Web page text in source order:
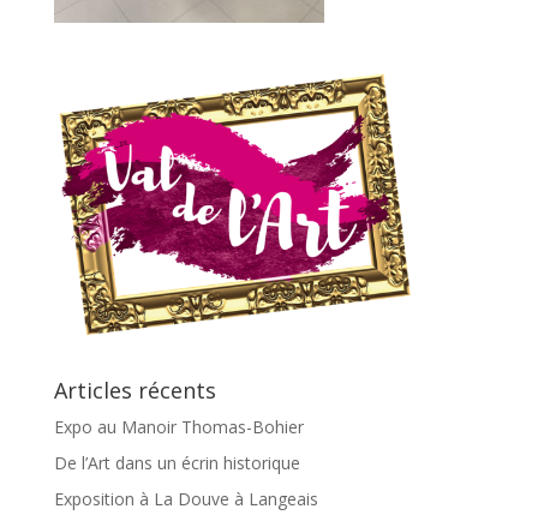
Articles récents
Expo au Manoir Thomas-Bohier
De l’Art dans un écrin historique
Exposition à La Douve à Langeais